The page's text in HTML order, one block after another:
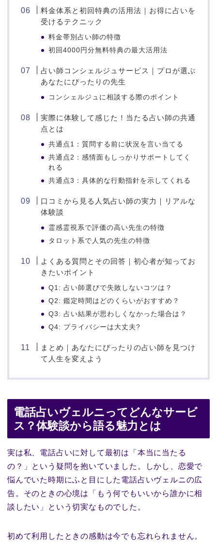
料金体系と初回特典の活用法｜お得に占いを
受けるテクニック
料金帯別占い師の特徴
初回4000円分無料特典の最大活用法
占い師コンシェルジュサービス｜プロが選ぶ
あなたにぴったりの先生
コンシェルジュに相談する際のポイント
実際に体験して感じた！当たる占い師の共通
点とは
共通点1：質問する前に状況を言い当てる
共通点2：感情面もしっかりサポートしてく
れる
共通点3：具体的な行動指針を示してくれる
口コミから見る人気占い師の実力｜リアルな
体験談
霊感霊視系で評価の高い先生の特徴
タロット系で人気の先生の特徴
よくある質問とその回答｜初心者が知ってお
きたいポイント
Q1: 占い師選びで失敗しないコツは？
Q2: 鑑定時間はどのくらいがおすすめ？
Q3: 占い結果が思わしくなかった場合は？
Q4: プライバシーは大丈夫?
まとめ｜あなたにぴったりの占い師を見つけ
て人生を変えよう
電話占いヴェルニってどんなサービ
ス？体験談から語る魅力とは
実は私、電話占いに対して最初は「本当に当たる
の？」という疑問を抱いていました。しかし、恋愛で
悩んでいた時期にふと目にした電話占いヴェルニの広
告。そのときの心境は「もう何でもいいから誰かに相
談したい」という切実なものでした。
初めて利用したときの感動は今でも忘れられません。